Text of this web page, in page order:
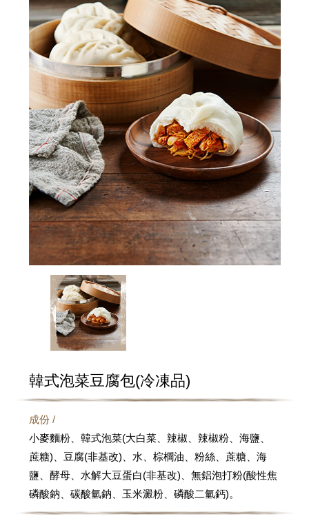
韓式泡菜豆腐包(冷凍品)
成份 /
小麥麵粉、韓式泡菜(大白菜、辣椒、辣椒粉、海鹽、
蔗糖)、豆腐(非基改)、水、棕櫚油、粉絲、蔗糖、海
鹽、酵母、水解大豆蛋白(非基改)、無鋁泡打粉(酸性焦
磷酸鈉、碳酸氫鈉、玉米澱粉、磷酸二氫鈣)。